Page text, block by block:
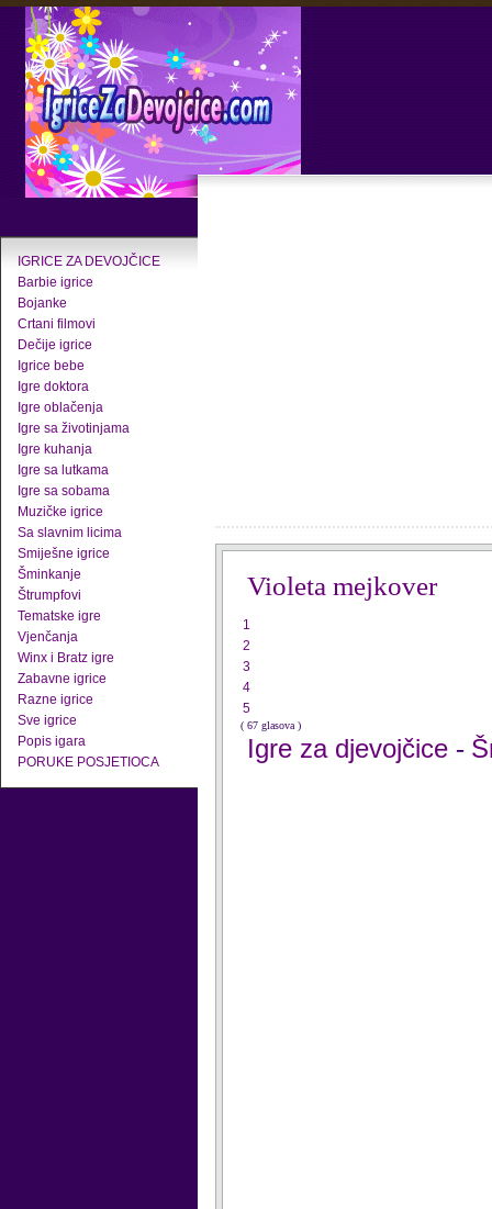
IGRICE ZA DEVOJČICE
Barbie igrice
Bojanke
Crtani filmovi
Dečije igrice
Igrice bebe
Igre doktora
Igre oblačenja
Igre sa životinjama
Igre kuhanja
Igre sa lutkama
Igre sa sobama
Muzičke igrice
Sa slavnim licima
Smiješne igrice
Šminkanje
Štrumpfovi
Tematske igre
Vjenčanja
Winx i Bratz igre
Zabavne igrice
Razne igrice
Sve igrice
Popis igara
PORUKE POSJETIOCA
Violeta mejkover
1
2
3
4
5
( 67 glasova )
Igre za djevojčice -